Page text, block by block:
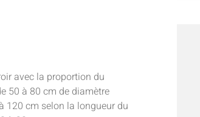
avec la proportion du
50 à 80 cm de diamètre
120 cm selon la longueur du